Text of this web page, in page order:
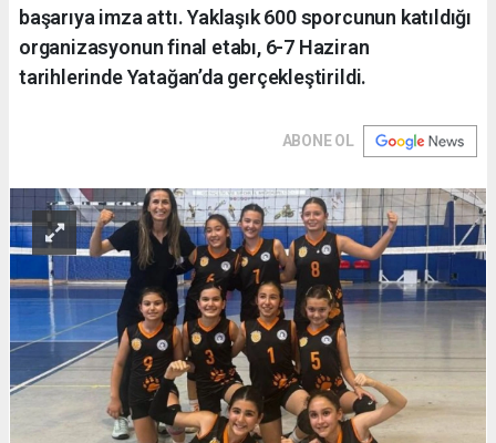
başarıya imza attı. Yaklaşık 600 sporcunun katıldığı
organizasyonun final etabı, 6-7 Haziran
tarihlerinde Yatağan’da gerçekleştirildi.
ABONE OL